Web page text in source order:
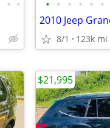
• • • • • • • •
8/1 123k mi
$21,995